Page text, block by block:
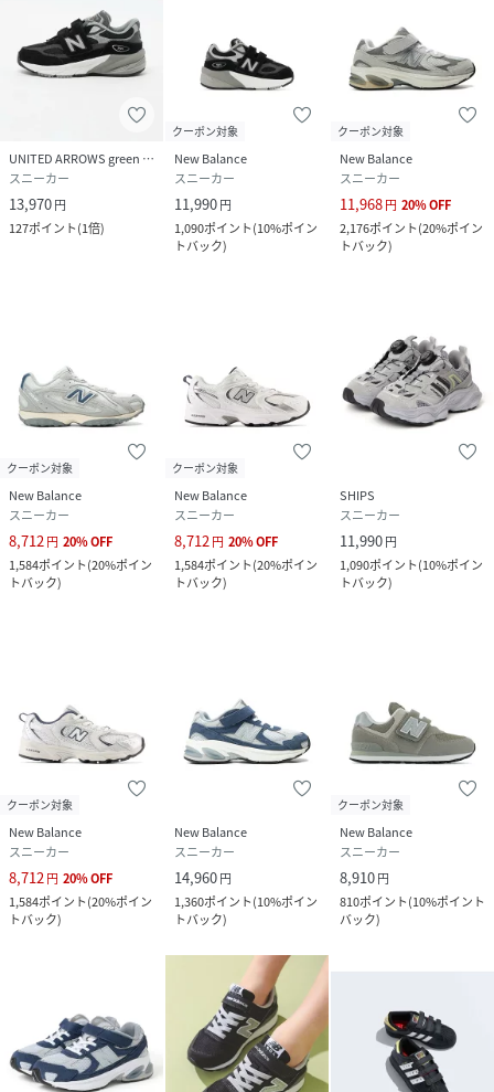
UNITED ARROWS green label relaxing
スニーカー
13,970円
127ポイント(1倍)
クーポン対象
New Balance
スニーカー
11,990円
1,090ポイント(10%ポイン
トバック)
クーポン対象
New Balance
スニーカー
11,968円 20%OFF
2,176ポイント(20%ポイン
トバック)
クーポン対象
New Balance
スニーカー
8,712円 20%OFF
1,584ポイント(20%ポイン
トバック)
クーポン対象
New Balance
スニーカー
8,712円 20%OFF
1,584ポイント(20%ポイン
トバック)
SHIPS
スニーカー
11,990円
1,090ポイント(10%ポイン
トバック)
クーポン対象
New Balance
スニーカー
8,712 円 20%OFF
1,584ポイント(20%ポイン
トバック)
New Balance
スニーカー
14,960円
1,360ポイント(10%ポイン
トバック)
クーポン対象
New Balance
スニーカー
8,910円
810ポイント(10%ポイント
バック)